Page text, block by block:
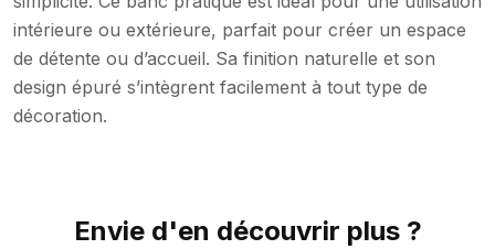
intérieure ou extérieure, parfait pour créer un espace
de détente ou d’accueil. Sa finition naturelle et son
design épuré s’intègrent facilement à tout type de
décoration.
Envie d'en découvrir plus ?